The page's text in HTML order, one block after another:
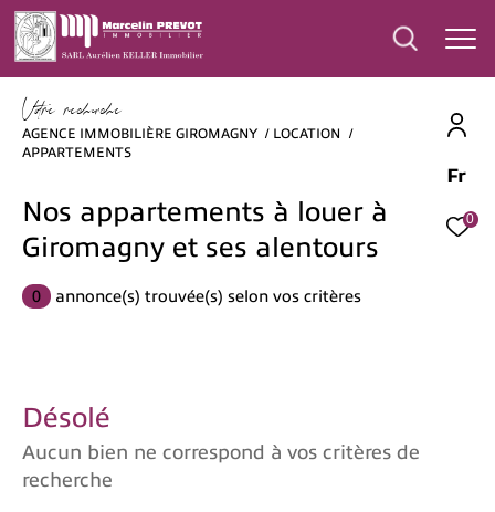
Fr
0
Vore recece
AGENCE IMMOBILIÈRE GIROMAGNY
LOCATION
APPARTEMENTS
Nos appartements à louer à
Giromagny et ses alentours
0 annonce(s) trouvée(s) selon vos critères
Désolé
Aucun bien ne correspond à vos critères de
recherche
et trouver le bien qui correspond à vos
critères
Type
bien
Type de bien
Ville